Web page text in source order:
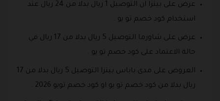
عرض على بيتزا ان التوصيل 1 ريال بدلا من 24 ريال عند
استخدام كود خصم تو يو .
عرض على شاورما التوصيل 5 ريال بدلا من 17 ريال في
حالة الاعتماد على كود خصم تو يو .
العروض على مدى باباس بيتزا التوصيل 5 ريال بدلا من 17
ريال بدلا من كود خصم تو يو او كود خصم تويو 2026 .